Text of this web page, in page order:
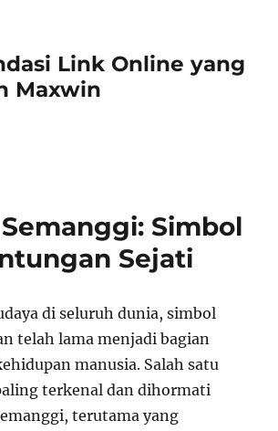
Link Online yang
Maxwin
Simbol
Sejati
di seluruh dunia, simbol
telah lama menjadi bagian
manusia. Salah satu
terkenal dan dihormati
terutama yang